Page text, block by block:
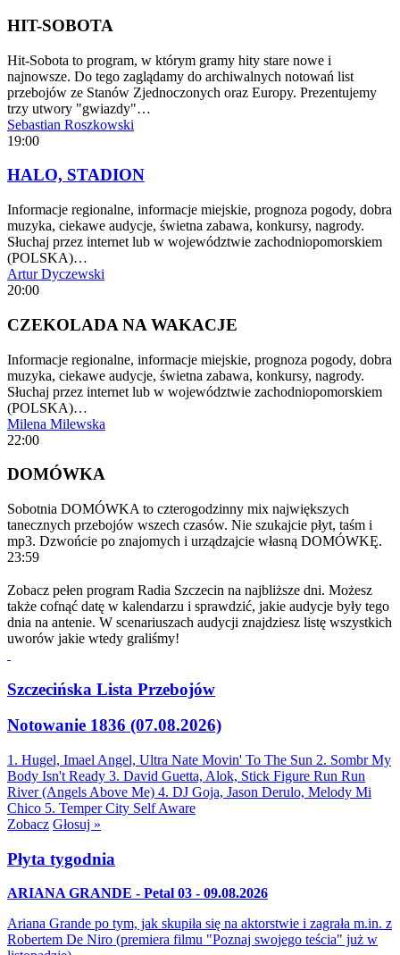
HIT-SOBOTA
Hit-Sobota to program, w którym gramy hity stare nowe i
najnowsze. Do tego zaglądamy do archiwalnych notowań list
przebojów ze Stanów Zjednoczonych oraz Europy. Prezentujemy
trzy utwory "gwiazdy"…
Sebastian Roszkowski
19:00
HALO, STADION
Informacje regionalne, informacje miejskie, prognoza pogody, dobra
muzyka, ciekawe audycje, świetna zabawa, konkursy, nagrody.
Słuchaj przez internet lub w województwie zachodniopomorskiem
(POLSKA)…
Artur Dyczewski
20:00
CZEKOLADA NA WAKACJE
Informacje regionalne, informacje miejskie, prognoza pogody, dobra
muzyka, ciekawe audycje, świetna zabawa, konkursy, nagrody.
Słuchaj przez internet lub w województwie zachodniopomorskiem
(POLSKA)…
Milena Milewska
22:00
DOMÓWKA
Sobotnia DOMÓWKA to czterogodzinny mix największych
tanecznych przebojów wszech czasów. Nie szukajcie płyt, taśm i
mp3. Dzwońcie po znajomych i urządzajcie własną DOMÓWKĘ.
23:59
Zobacz pełen program Radia Szczecin na najbliższe dni. Możesz
także cofnąć datę w kalendarzu i sprawdzić, jakie audycje były tego
dnia na antenie. W scenariuszach audycji znajdziesz listę wszystkich
uworów jakie wtedy graliśmy!
Szczecińska Lista Przebojów
Notowanie 1836 (07.08.2026)
1. Hugel, Imael Angel, Ultra Nate Movin' To The Sun 2. Sombr My
Body Isn't Ready 3. David Guetta, Alok, Stick Figure Run Run
River (Angels Above Me) 4. DJ Goja, Jason Derulo, Melody Mi
Chico 5. Temper City Self Aware
Zobacz Głosuj »
Płyta tygodnia
ARIANA GRANDE - Petal 03 - 09.08.2026
Ariana Grande po tym, jak skupiła się na aktorstwie i zagrała m.in. z
Robertem De Niro (premiera filmu "Poznaj swojego teścia" już w